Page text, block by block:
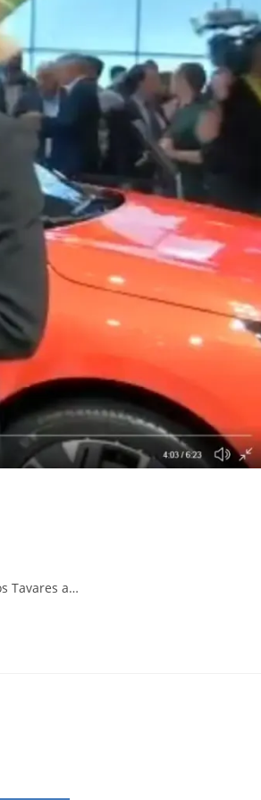
Tavares a…